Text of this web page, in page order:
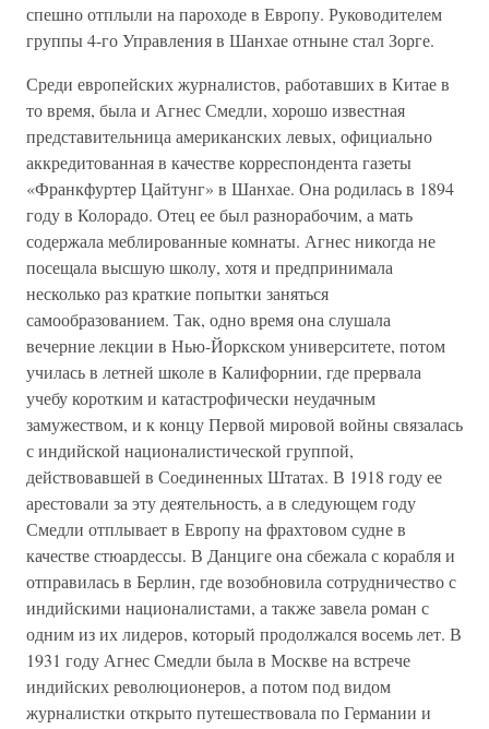
спешно отплыли на пароходе в Европу. Руководителем
группы 4-го Управления в Шанхае отныне стал Зорге.
Среди европейских журналистов, работавших в Китае в
то время, была и Агнес Смедли, хорошо известная
представительница американских левых, официально
аккредитованная в качестве корреспондента газеты
«Франкфуртер Цайтунг» в Шанхае. Она родилась в 1894
году в Колорадо. Отец ее был разнорабочим, а мать
содержала меблированные комнаты. Агнес никогда не
посещала высшую школу, хотя и предпринимала
несколько раз краткие попытки заняться
самообразованием. Так, одно время она слушала
вечерние лекции в Нью-Йоркском университете, потом
училась в летней школе в Калифорнии, где прервала
учебу коротким и катастрофически неудачным
замужеством, и к концу Первой мировой войны связалась
с индийской националистической группой,
действовавшей в Соединенных Штатах. В 1918 году ее
арестовали за эту деятельность, а в следующем году
Смедли отплывает в Европу на фрахтовом судне в
качестве стюардессы. В Данциге она сбежала с корабля и
отправилась в Берлин, где возобновила сотрудничество с
индийскими националистами, а также завела роман с
одним из их лидеров, который продолжался восемь лет. В
1931 году Агнес Смедли была в Москве на встрече
индийских революционеров, а потом под видом
журналистки открыто путешествовала по Германии и